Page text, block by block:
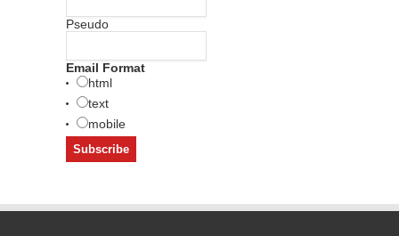
Pseudo
Email Format
html
text
mobile